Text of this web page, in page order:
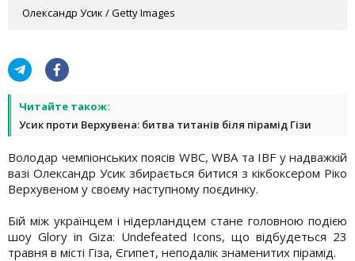
Олександр Усик / Getty Images
Читайте також:
Усик проти Верхувена: битва титанів біля пірамід Гізи
Володар чемпіонських поясів WBC, WBA та IBF у надважкій
вазі Олександр Усик збирається битися з кікбоксером Ріко
Верхувеном у своєму наступному поєдинку.
Бій між українцем і нідерландцем стане головною подією
шоу Glory in Giza: Undefeated Icons, що відбудеться 23
травня в місті Гіза, Єгипет, неподалік знаменитих пірамід.